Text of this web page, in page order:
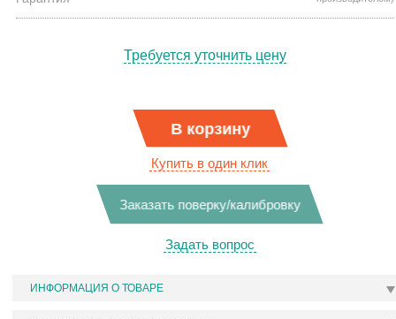
Требуется уточнить цену
В корзину
Купить в один клик
Заказать поверку/калибровку
Задать вопрос
ИНФОРМАЦИЯ О ТОВАРЕ